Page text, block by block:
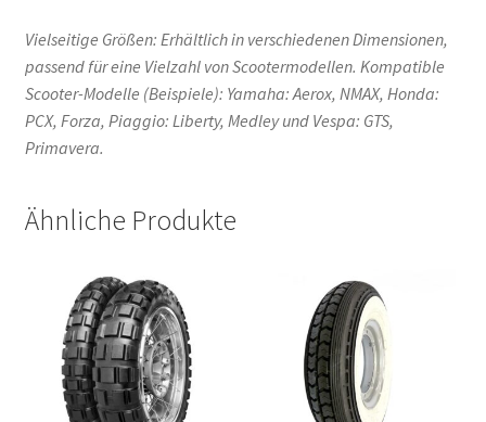
Vielseitige Größen: Erhältlich in verschiedenen Dimensionen,
passend für eine Vielzahl von Scootermodellen. Kompatible
Scooter-Modelle (Beispiele): Yamaha: Aerox, NMAX, Honda:
PCX, Forza, Piaggio: Liberty, Medley und Vespa: GTS,
Primavera.
Ähnliche Produkte